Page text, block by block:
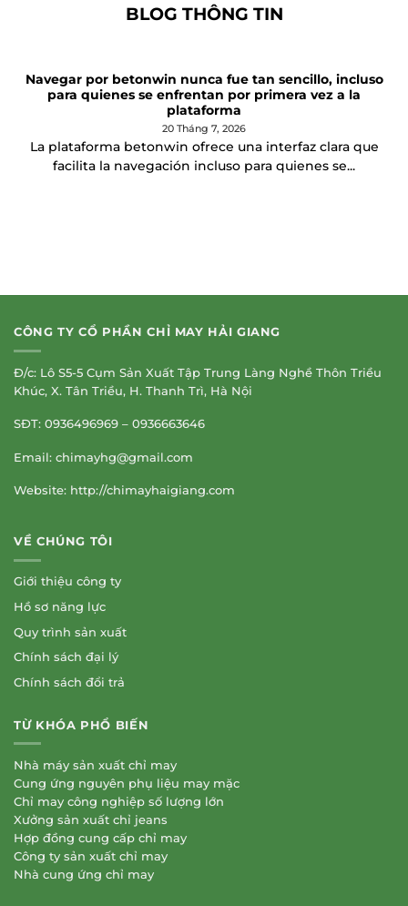
BLOG THÔNG TIN
Navegar por betonwin nunca fue tan sencillo, incluso
para quienes se enfrentan por primera vez a la
plataforma
20 Tháng 7, 2026
La plataforma betonwin ofrece una interfaz clara que
facilita la navegación incluso para quienes se...
CÔNG TY CỔ PHẦN CHỈ MAY HẢI GIANG
Đ/c: Lô S5-5 Cụm Sản Xuất Tập Trung Làng Nghề Thôn Triều
Khúc, X. Tân Triều, H. Thanh Trì, Hà Nội
SĐT: 0936496969 – 0936663646
Email: chimayhg@gmail.com
Website: http://chimayhaigiang.com
VỀ CHÚNG TÔI
Giới thiệu công ty
Hồ sơ năng lực
Quy trình sản xuất
Chính sách đại lý
Chính sách đổi trả
TỪ KHÓA PHỔ BIẾN
Nhà máy sản xuất chỉ may
Cung ứng nguyên phụ liệu may mặc
Chỉ may công nghiệp số lượng lớn
Xưởng sản xuất chỉ jeans
Hợp đồng cung cấp chỉ may
Công ty sản xuất chỉ may
Nhà cung ứng chỉ may